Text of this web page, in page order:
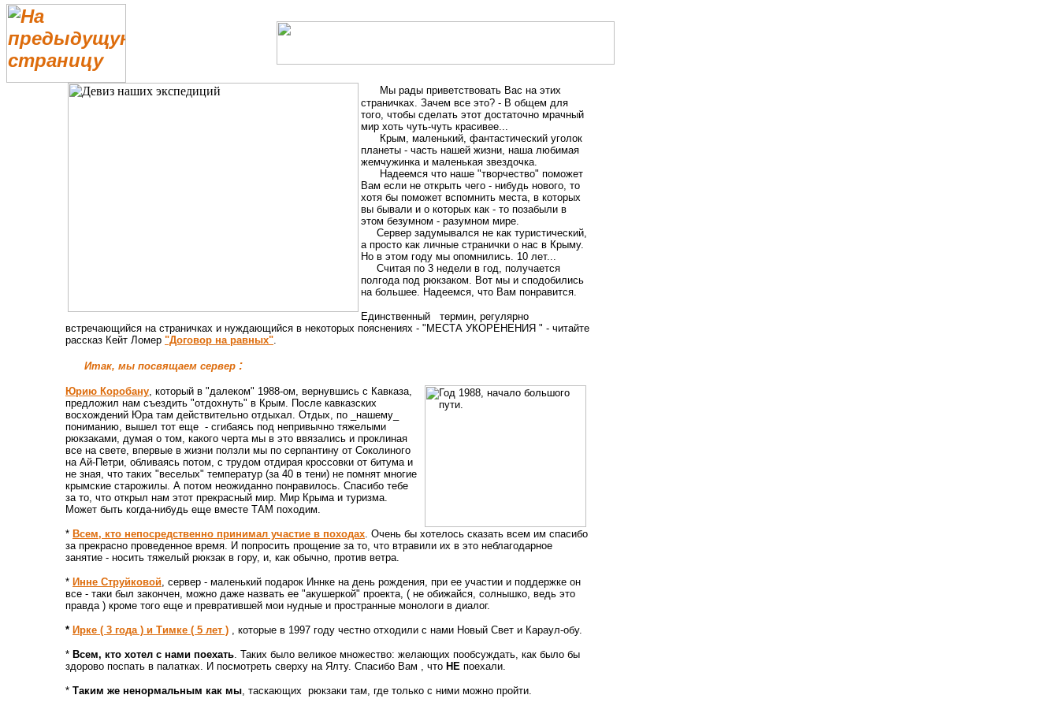
Мы рады приветствовать Вас на этих
страничках. Зачем все это? - В общем для
того, чтобы сделать этот достаточно мрачный
мир хоть чуть-чуть красивее...
Крым, маленький, фантастический уголок
планеты - часть нашей жизни, наша любимая
жемчужинка и маленькая звездочка.
Надеемся что наше "творчество" поможет
Вам если не открыть чего - нибудь нового, то
хотя бы поможет вспомнить места, в которых
вы бывали и о которых как - то позабыли в
этом безумном - разумном мире.
Сервер задумывался не как туристический,
а просто как личные странички о нас в Крыму.
Но в этом году мы опомнились. 10 лет...
Считая по 3 недели в год, получается
полгода под рюкзаком. Вот мы и сподобились
на большее. Надеемся, что Вам понравится.
Единственный термин, регулярно
встречающийся на страничках и нуждающийся в некоторых пояснениях - "МЕСТА УКОРЕНЕНИЯ " - читайте
рассказ Кейт Ломер "Договор на равных".
Итак, мы посвящаем сервер :
Юрию Коробану, который в "далеком" 1988-ом, вернувшись с Кавказа,
предложил нам съездить "отдохнуть" в Крым. После кавказских
восхождений Юра там действительно отдыхал. Отдых, по _нашему_
пониманию, вышел тот еще - сгибаясь под непривычно тяжелыми
рюкзаками, думая о том, какого черта мы в это ввязались и проклиная
все на свете, впервые в жизни ползли мы по серпантину от Соколиного
на Ай-Петри, обливаясь потом, с трудом отдирая кроссовки от битума и
не зная, что таких "веселых" температур (за 40 в тени) не помнят многие
крымские старожилы. А потом неожиданно понравилось. Спасибо тебе
за то, что открыл нам этот прекрасный мир. Мир Крыма и туризма.
Может быть когда-нибудь еще вместе ТАМ походим.
* Всем, кто непосредственно принимал участие в походах. Очень бы хотелось сказать всем им спасибо
за прекрасно проведенное время. И попросить прощение за то, что втравили их в это неблагодарное
занятие - носить тяжелый рюкзак в гору, и, как обычно, против ветра.
* Инне Струйковой, сервер - маленький подарок Иннке на день рождения, при ее участии и поддержке он
все - таки был закончен, можно даже назвать ее "акушеркой" проекта, ( не обижайся, солнышко, ведь это
правда ) кроме того еще и превратившей мои нудные и пространные монологи в диалог.
* Ирке ( 3 года ) и Тимке ( 5 лет ) , которые в 1997 году честно отходили с нами Новый Свет и Караул-обу.
* Всем, кто хотел с нами поехать. Таких было великое множество: желающих пообсуждать, как было бы
здорово поспать в палатках. И посмотреть сверху на Ялту. Спасибо Вам , что НЕ поехали.
* Таким же ненормальным как мы, таскающих рюкзаки там, где только с ними можно пройти.